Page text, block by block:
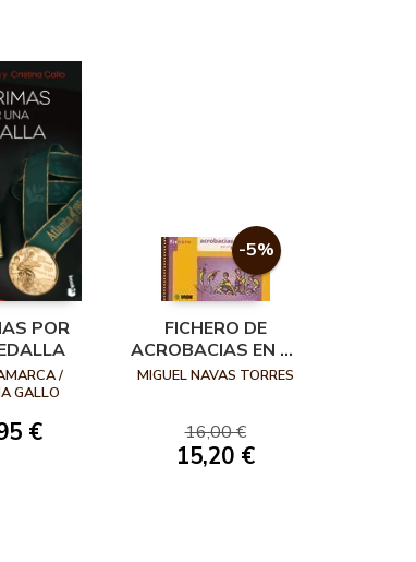
POR
/
GALLO
€
-5%
FICHERO DE
ACROBACIAS EN EL
SUELO
MIGUEL NAVAS TORRES
16,00 €
15,20 €